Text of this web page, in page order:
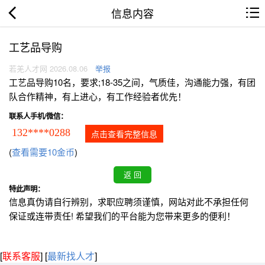
信息内容
工艺品导购
若羌人才网 2026.08.06 举报
工艺品导购10名，要求;18-35之间，气质佳，沟通能力强，有团
队合作精神，有上进心，有工作经验者优先！
联系人手机/微信：
132****0288 点击查看完整信息
(查看需要10金币)
特此声明：
信息真伪请自行辨别，求职应聘须谨慎，网站对此不承担任何
保证或连带责任! 希望我们的平台能为您带来更多的便利！
[联系客服] [最新找人才]